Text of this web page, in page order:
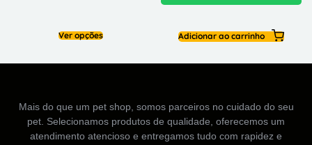
Ver opções Adicionar ao carrinho
Mais do que um pet shop, somos parceiros no cuidado do seu
pet. Selecionamos produtos de qualidade, oferecemos um
atendimento atencioso e entregamos tudo com rapidez e